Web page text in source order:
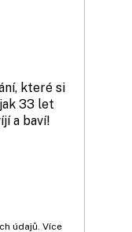
které si
33 let
a baví!
údajů. Více